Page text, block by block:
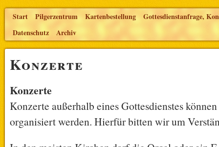
Start Pilgerzentrum Kartenbestellung
Gottesdienstanfrage,
Datenschutz
Archiv
Konzerte
Konzerte
Konzerte außerhalb eines Gottesdienstes
organisiert werden. Hierfür bitten wir um